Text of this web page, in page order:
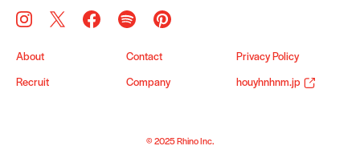
About Contact Privacy Policy
Recruit Company houyhnhnm.jp
© 2025 Rhino Inc.